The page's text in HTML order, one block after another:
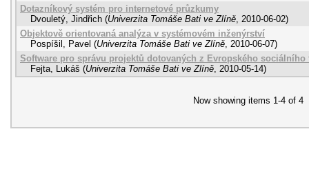
Dotazníkový systém pro internetové průzkumy
Dvouletý, Jindřich (Univerzita Tomáše Bati ve Zlíně, 2010-06-02)
Objektově orientovaná analýza v systémovém inženýrství
Pospíšil, Pavel (Univerzita Tomáše Bati ve Zlíně, 2010-06-07)
Software pro správu projektů dotovaných z Evropského sociálního
Fejta, Lukáš (Univerzita Tomáše Bati ve Zlíně, 2010-05-14)
Now showing items 1-4 of 4